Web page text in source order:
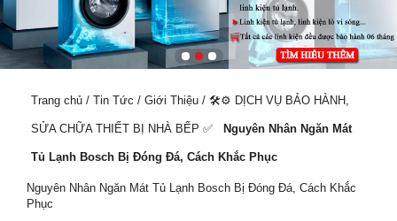
Trang chủ / Tin Tức / Giới Thiệu / 🛠️⚙️ DỊCH VỤ BẢO HÀNH,
SỬA CHỮA THIẾT BỊ NHÀ BẾP ✅️ Nguyên Nhân Ngăn Mát
Tủ Lạnh Bosch Bị Đóng Đá, Cách Khắc Phục
Nguyên Nhân Ngăn Mát Tủ Lạnh Bosch Bị Đóng Đá, Cách Khắc
Phục